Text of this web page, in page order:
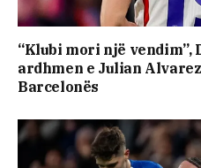
“Klubi mori një vendim”,
ardhmen e Julian
Barcelonës